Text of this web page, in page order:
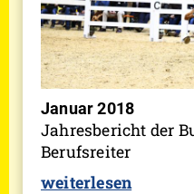
Januar 2018
Jahresbericht der
Berufsreiter
weiterlesen